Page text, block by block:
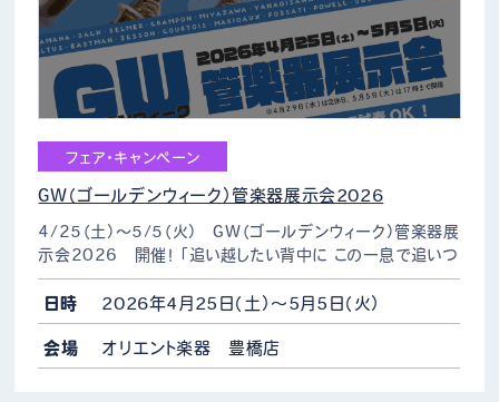
フェア・キャンペーン
GW（ゴールデンウィーク）管楽器展示会2026
4/25（土）～5/5（火） GW（ゴールデンウィーク）管楽器展
示会2026 開催！ 「追い越したい背中に この一息で追いつ
く」 毎年恒例のG.W管楽器展示会では総勢100台以上の楽
器を展示。 もちろんすべての管楽器をお…
日時 2026年4月25日（土）～5月5日（火）
会場 オリエント楽器 豊橋店